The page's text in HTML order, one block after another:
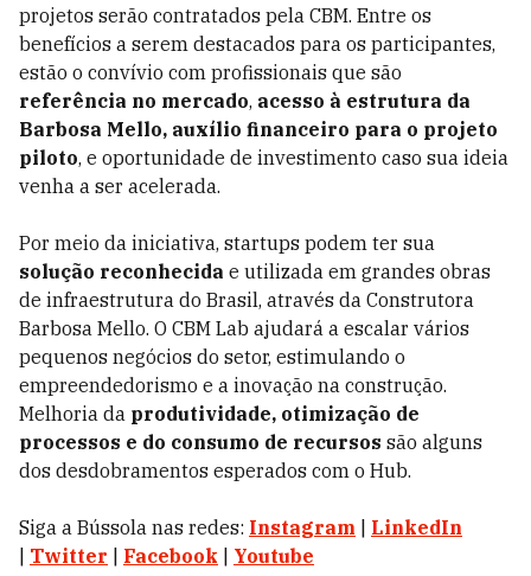
projetos serão contratados pela CBM. Entre os
benefícios a serem destacados para os participantes,
estão o convívio com profissionais que são
referência no mercado, acesso à estrutura da
Barbosa Mello, auxílio financeiro para o projeto
piloto, e oportunidade de investimento caso sua ideia
venha a ser acelerada.
Por meio da iniciativa, startups podem ter sua
solução reconhecida e utilizada em grandes obras
de infraestrutura do Brasil, através da Construtora
Barbosa Mello. O CBM Lab ajudará a escalar vários
pequenos negócios do setor, estimulando o
empreendedorismo e a inovação na construção.
Melhoria da produtividade, otimização de
processos e do consumo de recursos são alguns
dos desdobramentos esperados com o Hub.
Siga a Bússola nas redes: Instagram
LinkedIn
Twitter Facebook Youtube